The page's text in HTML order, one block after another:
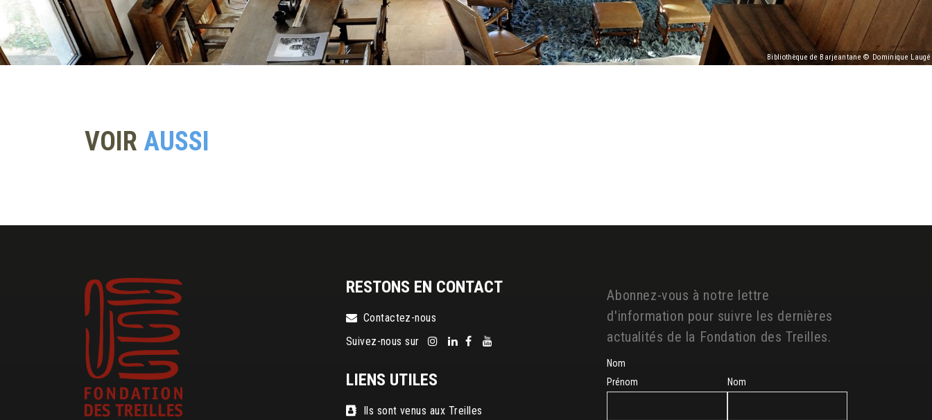
Bibliothèque de Barjeantane © Dominique Laugé
VOIR AUSSI
RESTONS EN CONTACT
Contactez-nous
Suivez-nous sur
LIENS UTILES
Ils sont venus aux Treilles
Abonnez-vous à notre lettre
d'information pour suivre les dernières
actualités de la Fondation des Treilles.
Nom
Prénom
Nom